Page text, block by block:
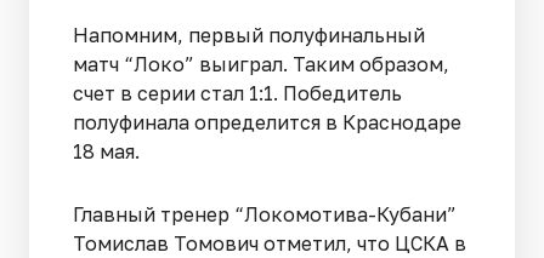
Напомним, первый полуфинальный
матч “Локо” выиграл. Таким образом,
счет в серии стал 1:1. Победитель
полуфинала определится в Краснодаре
18 мая.
Главный тренер “Локомотива-Кубани”
Томислав Томович отметил, что ЦСКА в